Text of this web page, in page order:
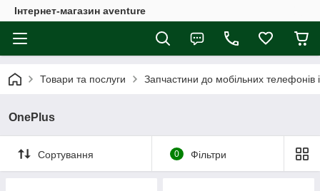
Інтернет-магазин aventure
Товари та послуги Запчастини до мобільних телефонів
OnePlus
Сортування 0 Фільтри